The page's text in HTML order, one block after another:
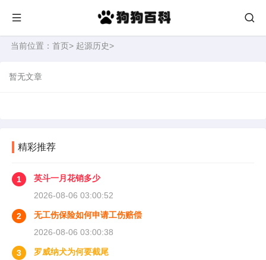
当前位置： 首页> 起源历史>
暂无文章
精彩推荐
1
英斗一月花销多少
2026-08-06 03:00:52
2
无工伤保险如何申请工伤赔偿
2026-08-06 03:00:38
3
罗威纳犬为何要截尾